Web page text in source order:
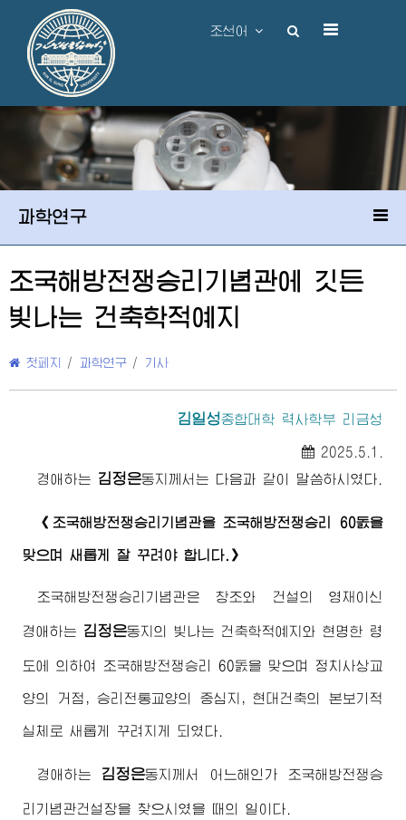
조선어
과학연구
조국해방전쟁승리기념관에 깃든
빛나는 건축학적예지
첫페지 / 과학연구 / 기사
김일성종합대학 력사학부 리금성
2025.5.1.
경애하는 김정은동지께서 는 다음과 같이 말씀하시였다.
《조국해방전쟁승리기념관을 조국해방전쟁승리 60돐을
맞으며 새롭게 잘 꾸려야 합니다.》
조국해방전쟁승리기념관은 창조와 건설의 영재이신
경애하는 김정은동지 의 빛나는 건축학적예지와 현명한 령
도에 의하여 조국해방전쟁승리 60돐을 맞으며 정치사상교
양의 거점, 승리전통교양의 중심지, 현대건축의 본보기적
실체로 새롭게 꾸려지게 되였다.
경애하는 김정은동지께서 어느해인가 조국해방전쟁승
리기념관건설장을 찾으시였을 때의 일이다.